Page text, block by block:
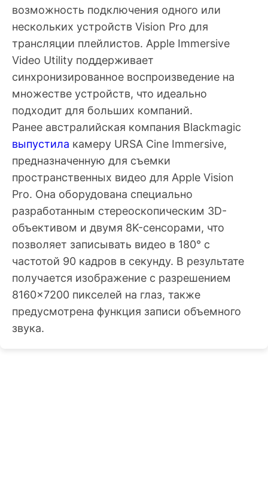
возможность подключения одного или
нескольких устройств Vision Pro для
трансляции плейлистов. Apple Immersive
Video Utility поддерживает
синхронизированное воспроизведение на
множестве устройств, что идеально
подходит для больших компаний.
Ранее австралийская компания Blackmagic
выпустила камеру URSA Cine Immersive,
предназначенную для съемки
пространственных видео для Apple Vision
Pro. Она оборудована специально
разработанным стереоскопическим 3D-
объективом и двумя 8K-сенсорами, что
позволяет записывать видео в 180° с
частотой 90 кадров в секунду. В результате
получается изображение с разрешением
8160×7200 пикселей на глаз, также
предусмотрена функция записи объемного
звука.